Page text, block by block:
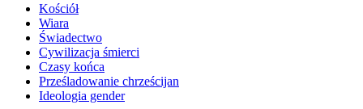
Kościół
Wiara
Świadectwo
Cywilizacja śmierci
Czasy końca
Prześladowanie chrześcijan
Ideologia gender